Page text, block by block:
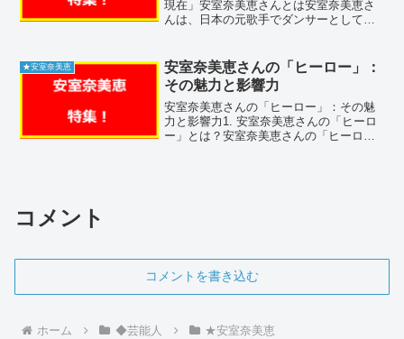
現在」安室奈美恵さんとは安室奈美恵さ
んは、日本の元歌手でダンサーとしても
グループ「SUPER MONKEY'S」でデビ
ュー...
★安室奈美恵
安室奈美恵さんの「ヒーロー」：
その魅力と影響力
安室奈美恵さんの「ヒーロー」：その魅
力と影響力1. 安室奈美恵さんの「ヒーロ
ー」とは？安室奈美恵さんの「ヒーロ
コメント
コメントを書き込む
ホーム ◆芸能人 ★安室奈美恵